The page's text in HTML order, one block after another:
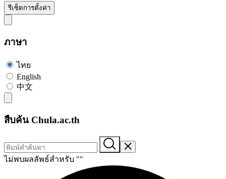
รีเซ็ตการตั้งค่า
ภาษา
ไทย
English
中文
สืบค้น Chula.ac.th
ไม่พบผลลัพธ์สำหรับ ""